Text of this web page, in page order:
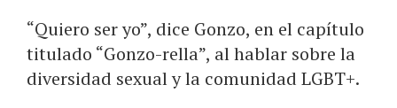
“Quiero ser yo”, dice Gonzo, en el capítulo
titulado “Gonzo-rella”, al hablar sobre la
diversidad sexual y la comunidad LGBT+.